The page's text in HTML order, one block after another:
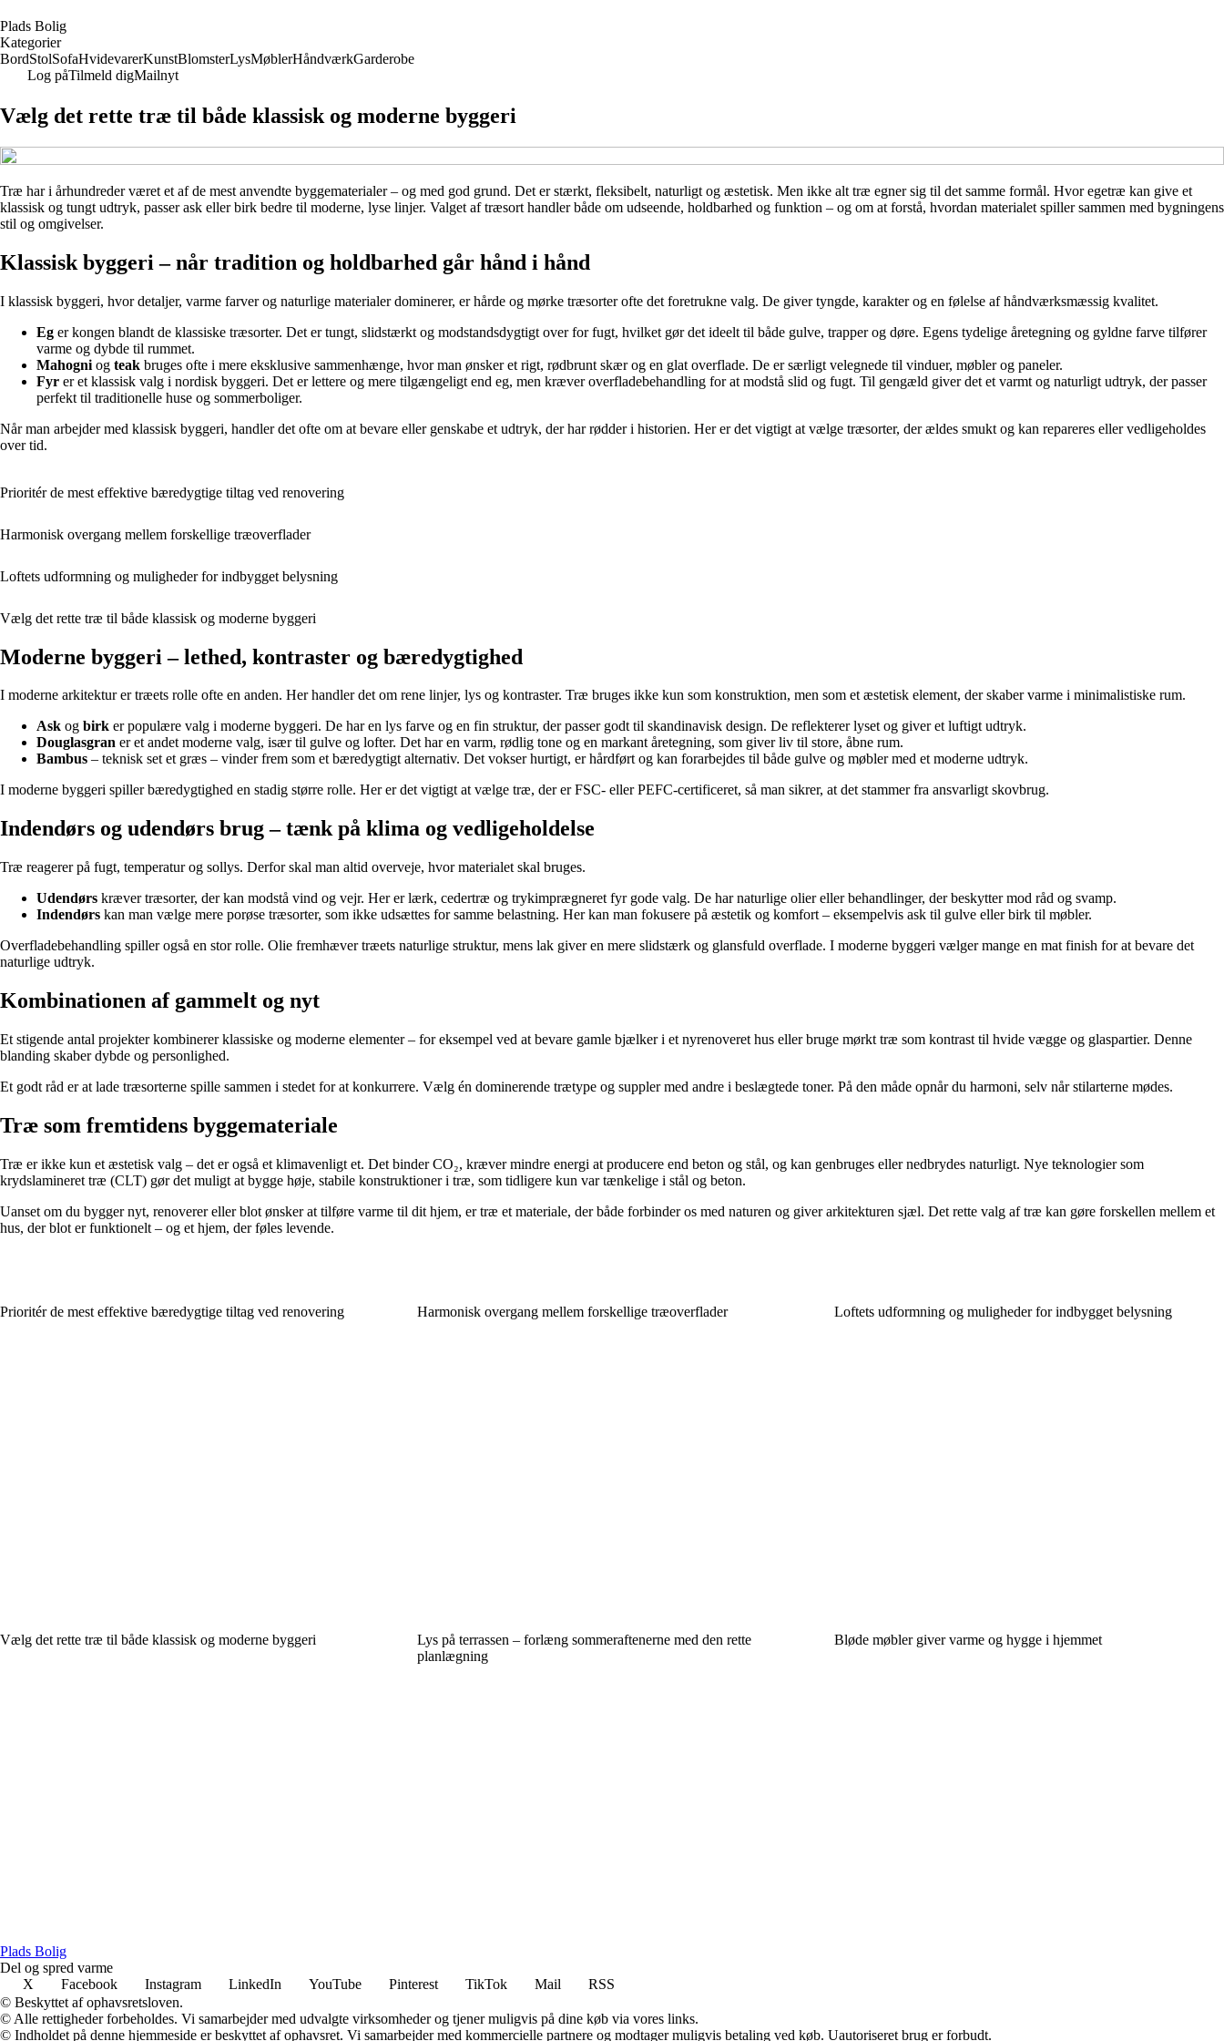
Plads Bolig
Kategorier
BordStolSofaHvidevarerKunstBlomsterLysMøblerHåndværkGarderobe
Log påTilmeld digMailnyt
Vælg det rette træ til både klassisk og moderne byggeri
Træ har i århundreder været et af de mest anvendte byggematerialer – og med god grund. Det er stærkt, fleksibelt, naturligt og æstetisk. Men ikke alt træ egner sig til det samme formål. Hvor egetræ kan give et
klassisk og tungt udtryk, passer ask eller birk bedre til moderne, lyse linjer. Valget af træsort handler både om udseende, holdbarhed og funktion – og om at forstå, hvordan materialet spiller sammen med bygningens
stil og omgivelser.
Klassisk byggeri – når tradition og holdbarhed går hånd i hånd
I klassisk byggeri, hvor detaljer, varme farver og naturlige materialer dominerer, er hårde og mørke træsorter ofte det foretrukne valg. De giver tyngde, karakter og en følelse af håndværksmæssig kvalitet.
Eg er kongen blandt de klassiske træsorter. Det er tungt, slidstærkt og modstandsdygtigt over for fugt, hvilket gør det ideelt til både gulve, trapper og døre. Egens tydelige åretegning og gyldne farve tilfører
varme og dybde til rummet.
Mahogni og teak bruges ofte i mere eksklusive sammenhænge, hvor man ønsker et rigt, rødbrunt skær og en glat overflade. De er særligt velegnede til vinduer, møbler og paneler.
Fyr er et klassisk valg i nordisk byggeri. Det er lettere og mere tilgængeligt end eg, men kræver overfladebehandling for at modstå slid og fugt. Til gengæld giver det et varmt og naturligt udtryk, der passer
perfekt til traditionelle huse og sommerboliger.
Når man arbejder med klassisk byggeri, handler det ofte om at bevare eller genskabe et udtryk, der har rødder i historien. Her er det vigtigt at vælge træsorter, der ældes smukt og kan repareres eller vedligeholdes
over tid.
Prioritér de mest effektive bæredygtige tiltag ved renovering
Harmonisk overgang mellem forskellige træoverflader
Loftets udformning og muligheder for indbygget belysning
Vælg det rette træ til både klassisk og moderne byggeri
Moderne byggeri – lethed, kontraster og bæredygtighed
I moderne arkitektur er træets rolle ofte en anden. Her handler det om rene linjer, lys og kontraster. Træ bruges ikke kun som konstruktion, men som et æstetisk element, der skaber varme i minimalistiske rum.
Ask og birk er populære valg i moderne byggeri. De har en lys farve og en fin struktur, der passer godt til skandinavisk design. De reflekterer lyset og giver et luftigt udtryk.
Douglasgran er et andet moderne valg, især til gulve og lofter. Det har en varm, rødlig tone og en markant åretegning, som giver liv til store, åbne rum.
Bambus – teknisk set et græs – vinder frem som et bæredygtigt alternativ. Det vokser hurtigt, er hårdført og kan forarbejdes til både gulve og møbler med et moderne udtryk.
I moderne byggeri spiller bæredygtighed en stadig større rolle. Her er det vigtigt at vælge træ, der er FSC- eller PEFC-certificeret, så man sikrer, at det stammer fra ansvarligt skovbrug.
Indendørs og udendørs brug – tænk på klima og vedligeholdelse
Træ reagerer på fugt, temperatur og sollys. Derfor skal man altid overveje, hvor materialet skal bruges.
Udendørs kræver træsorter, der kan modstå vind og vejr. Her er lærk, cedertræ og trykimprægneret fyr gode valg. De har naturlige olier eller behandlinger, der beskytter mod råd og svamp.
Indendørs kan man vælge mere porøse træsorter, som ikke udsættes for samme belastning. Her kan man fokusere på æstetik og komfort – eksempelvis ask til gulve eller birk til møbler.
Overfladebehandling spiller også en stor rolle. Olie fremhæver træets naturlige struktur, mens lak giver en mere slidstærk og glansfuld overflade. I moderne byggeri vælger mange en mat finish for at bevare det
naturlige udtryk.
Kombinationen af gammelt og nyt
Et stigende antal projekter kombinerer klassiske og moderne elementer – for eksempel ved at bevare gamle bjælker i et nyrenoveret hus eller bruge mørkt træ som kontrast til hvide vægge og glaspartier. Denne
blanding skaber dybde og personlighed.
Et godt råd er at lade træsorterne spille sammen i stedet for at konkurrere. Vælg én dominerende trætype og suppler med andre i beslægtede toner. På den måde opnår du harmoni, selv når stilarterne mødes.
Træ som fremtidens byggemateriale
Træ er ikke kun et æstetisk valg – det er også et klimavenligt et. Det binder CO₂, kræver mindre energi at producere end beton og stål, og kan genbruges eller nedbrydes naturligt. Nye teknologier som
krydslamineret træ (CLT) gør det muligt at bygge høje, stabile konstruktioner i træ, som tidligere kun var tænkelige i stål og beton.
Uanset om du bygger nyt, renoverer eller blot ønsker at tilføre varme til dit hjem, er træ et materiale, der både forbinder os med naturen og giver arkitekturen sjæl. Det rette valg af træ kan gøre forskellen mellem et
hus, der blot er funktionelt – og et hjem, der føles levende.
Prioritér de mest effektive bæredygtige tiltag ved renovering Harmonisk overgang mellem forskellige træoverflader Loftets udformning og muligheder for indbygget belysning
Vælg det rette træ til både klassisk og moderne byggeri
Lys på terrassen – forlæng sommeraftenerne med den rette
planlægning
Bløde møbler giver varme og hygge i hjemmet
Plads Bolig
Del og spred varme
X
Facebook Instagram LinkedIn YouTube Pinterest TikTok Mail
RSS
© Beskyttet af ophavsretsloven.
© Alle rettigheder forbeholdes. Vi samarbejder med udvalgte virksomheder og tjener muligvis på dine køb via vores links.
© Indholdet på denne hjemmeside er beskyttet af ophavsret. Vi samarbejder med kommercielle partnere og modtager muligvis betaling ved køb. Uautoriseret brug er forbudt.